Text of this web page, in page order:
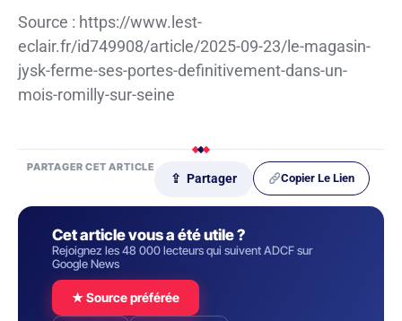
Source : https://www.lest-
eclair.fr/id749908/article/2025-09-23/le-magasin-
jysk-ferme-ses-portes-definitivement-dans-un-
mois-romilly-sur-seine
PARTAGER CET ARTICLE
⇪ Partager Copier Le Lien
Cet article vous a été utile ?
Rejoignez les 48 000 lecteurs qui suivent ADCF sur
Google News
★ Source préférée